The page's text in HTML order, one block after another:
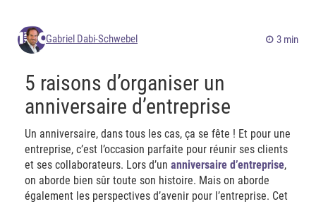
Gabriel Dabi-Schwebel 3 min
5 raisons d’organiser un
anniversaire d’entreprise
Un anniversaire, dans tous les cas, ça se fête ! Et pour une
entreprise, c’est l’occasion parfaite pour réunir ses clients
et ses collaborateurs. Lors d’un anniversaire d’entreprise,
on aborde bien sûr toute son histoire. Mais on aborde
également les perspectives d’avenir pour l’entreprise. Cet